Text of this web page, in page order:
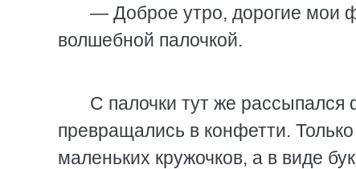
— Доброе утро, дорогие мои
волшебной палочкой.
С палочки тут же рассыпался
превращались в конфетти.
маленьких кружочков, а в виде